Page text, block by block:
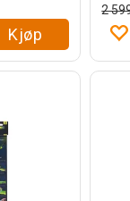
Kjøp
2